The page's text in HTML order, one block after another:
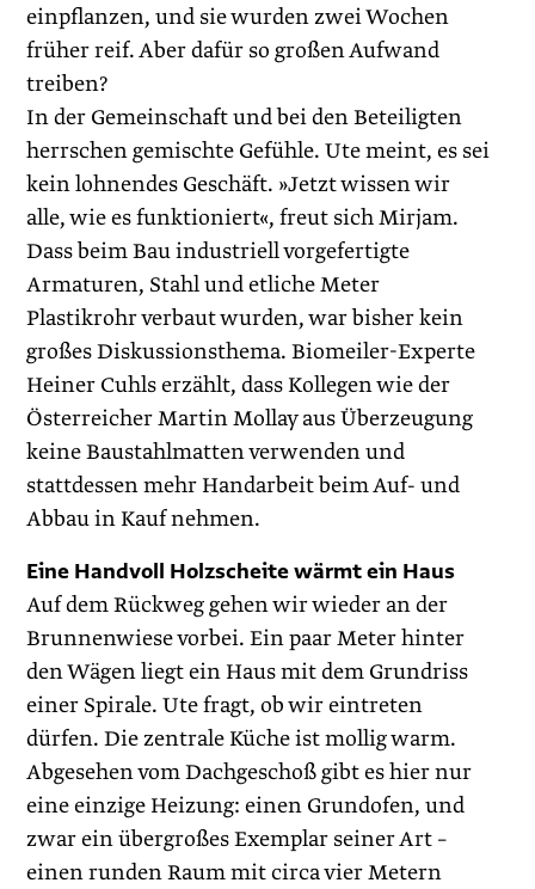
einpflanzen, und sie wurden zwei Wochen
früher reif. Aber dafür so großen Aufwand
treiben?
In der Gemeinschaft und bei den Beteiligten
herrschen gemischte Gefühle. Ute meint, es sei
kein lohnendes Geschäft. »Jetzt wissen wir
alle, wie es funktioniert«, freut sich Mirjam.
Dass beim Bau industriell vorgefertigte
Armaturen, Stahl und etliche Meter
Plastikrohr verbaut wurden, war bisher kein
großes Diskussionsthema. Biomeiler-Experte
Heiner Cuhls erzählt, dass Kollegen wie der
Österreicher Martin Mollay aus Überzeugung
keine Baustahlmatten verwenden und
stattdessen mehr Handarbeit beim Auf- und
Abbau in Kauf nehmen.
Eine Handvoll Holzscheite wärmt ein Haus
Auf dem Rückweg gehen wir wieder an der
Brunnenwiese vorbei. Ein paar Meter hinter
den Wägen liegt ein Haus mit dem Grundriss
einer Spirale. Ute fragt, ob wir eintreten
dürfen. Die zentrale Küche ist mollig warm.
Abgesehen vom Dachgeschoß gibt es hier nur
eine einzige Heizung: einen Grundofen, und
zwar ein übergroßes Exemplar seiner Art –
einen runden Raum mit circa vier Metern